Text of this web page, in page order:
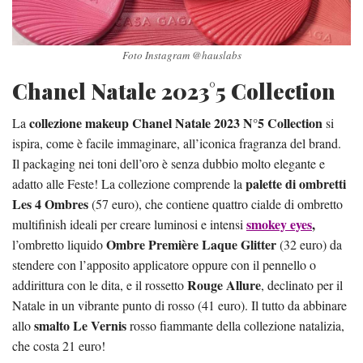
Foto Instagram @hauslabs
Chanel Natale 2023°5 Collection
La collezione makeup Chanel Natale 2023 N°5 Collectionsi
ispira, come è facile immaginare, all’iconica fragranza del brand.
Il packaging nei toni dell’oro è senza dubbio molto elegante e
adatto alle Feste! La collezione comprende la palette di ombretti
Les 4 Ombres(57 euro), che contiene quattro cialde di ombretto
multifinish ideali per creare luminosi e intensi smokey eyes,
l’ombretto liquidoOmbre Première Laque Glitter(32 euro) da
stendere con l’apposito applicatore oppure con il pennello o
addirittura con le dita, e il rossettoRouge Allure, declinato per il
Natale in un vibrante punto di rosso (41 euro). Il tutto da abbinare
allosmalto Le Vernisrosso fiammante della collezione natalizia,
che costa 21 euro!